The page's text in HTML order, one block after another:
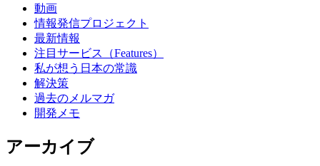
動画
情報発信プロジェクト
最新情報
注目サービス（Features）
私が想う日本の常識
解決策
過去のメルマガ
開発メモ
アーカイブ